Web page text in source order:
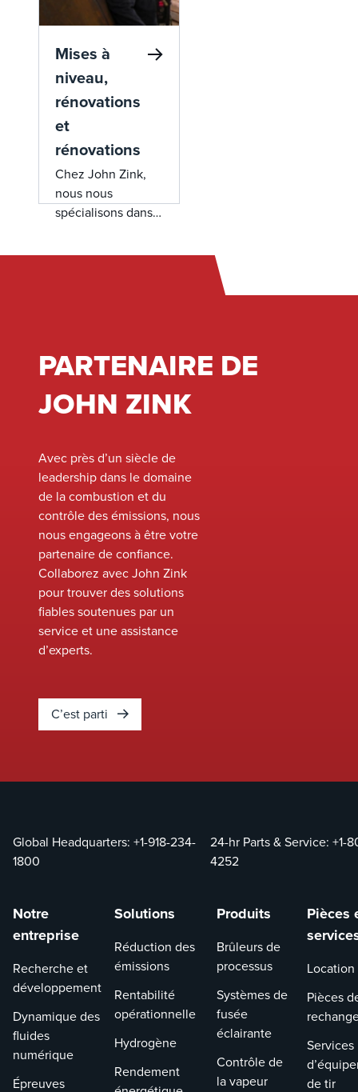
Mises à
niveau,
rénovations
et
rénovations
Chez John Zink,
nous nous
spécialisons dans
les rénovations et
d’émissions
maximisant
équipe d’experts
peut travailler en
étroite
collaboration avec
votre site ou votre
installation pour
évaluer votre
équipement actuel
et identifier les
possibilités
d’améliorer les
sécurité et de
répondre aux
complètement le
PARTENAIRE DE
JOHN ZINK
Avec près d’un siècle de
leadership dans le domaine
de la combustion et du
contrôle des émissions, nous
nous engageons à être votre
partenaire de confiance.
Collaborez avec John Zink
pour trouver des solutions
fiables soutenues par un
service et une assistance
d’experts.
C’est parti
Global Headquarters: +1-918-234-
1800
24-hr Parts & Service: +1-
4252
Notre
entreprise
Recherche et
développement
Dynamique des
fluides
numérique
Épreuves
Solutions
Réduction des
émissions
Rentabilité
opérationnelle
Hydrogène
Rendement
Produits
Brûleurs de
processus
Systèmes de
fusée
éclairante
Contrôle de
la vapeur
Pièces
Location
Pièces
Services
de tir